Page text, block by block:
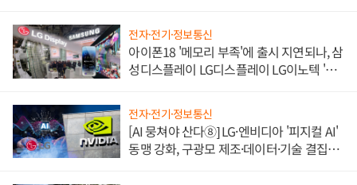
전자·전기·정보통신
아이폰18 '메모리 부족'에 출시 지연되나, 삼
성디스플레이 LG디스플레이 LG이노텍 '탈
전자·전기·정보통신
[AI 뭉쳐야 산다⑧] LG·엔비디아 '피지컬 AI'
동맹 강화, 구광모 제조·데이터·기술 결집